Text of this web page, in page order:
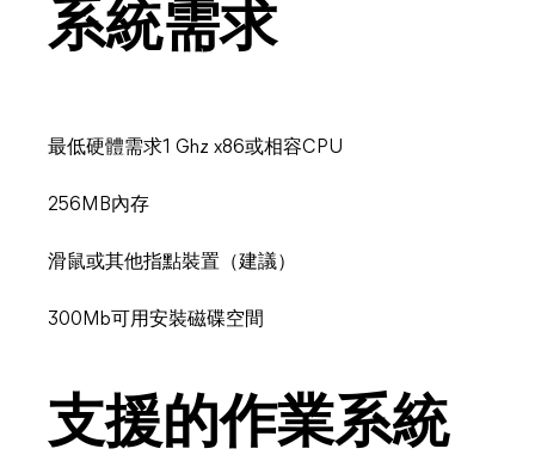
系統需求
最低硬體需求1 Ghz x86或相容CPU
256MB內存
滑鼠或其他指點裝置（建議）
300Mb可用安裝磁碟空間
支援的作業系統